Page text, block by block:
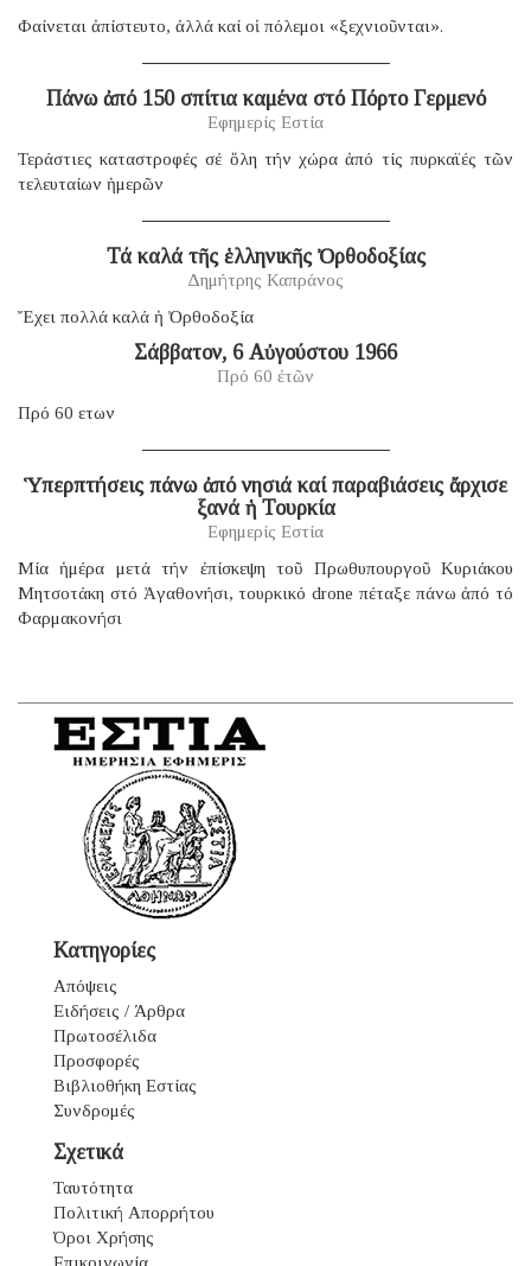
Φαίνεται ἀπίστευτο, ἀλλά καί οἱ πόλεμοι «ξεχνιοῦνται».
Πάνω ἀπό 150 σπίτια καμένα στό Πόρτο Γερμενό
Εφημερίς Εστία
Τεράστιες καταστροφές σέ ὅλη τήν χώρα ἀπό τίς πυρκαϊές τῶν
τελευταίων ἡμερῶν
Τά καλά τῆς ἑλληνικῆς Ὀρθοδοξίας
Δημήτρης Καπράνος
Ἔχει πολλά καλά ἡ Ὀρθοδοξία
Σάββατον, 6 Αὐγούστου 1966
Πρό 60 ἐτῶν
Πρό 60 ετων
Ὑπερπτήσεις πάνω ἀπό νησιά καί παραβιάσεις ἄρχισε
ξανά ἡ Τουρκία
Εφημερίς Εστία
Μία ἡμέρα μετά τήν ἐπίσκεψη τοῦ Πρωθυπουργοῦ Κυριάκου
Μητσοτάκη στό Ἀγαθονήσι, τουρκικό drone πέταξε πάνω ἀπό τό
Φαρμακονήσι
Κατηγορίες
Απόψεις
Ειδήσεις / Άρθρα
Πρωτοσέλιδα
Προσφορές
Βιβλιοθήκη Εστίας
Συνδρομές
Σχετικά
Ταυτότητα
Πολιτική Απορρήτου
Όροι Χρήσης
Επικοινωνία